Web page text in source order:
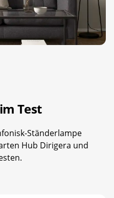
Test
Ständerlampe
Hub Dirigera und